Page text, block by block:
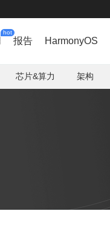
hot
报告 HarmonyOS
芯片&算力 架构